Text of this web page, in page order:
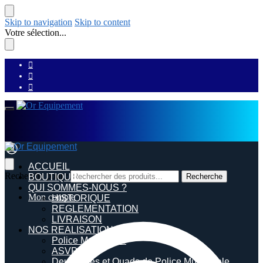
Skip to navigation Skip to content
Votre sélection...
Recherche pour : Recherche
Mon compte
ACCUEIL
BOUTIQUE
QUI SOMMES-NOUS ?
HISTORIQUE
REGLEMENTATION
LIVRAISON
NOS REALISATIONS
Police Municipale
ASVP